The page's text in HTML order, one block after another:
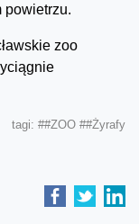
powietrzu.
zoo
tagi: ##ZOO ##Żyrafy